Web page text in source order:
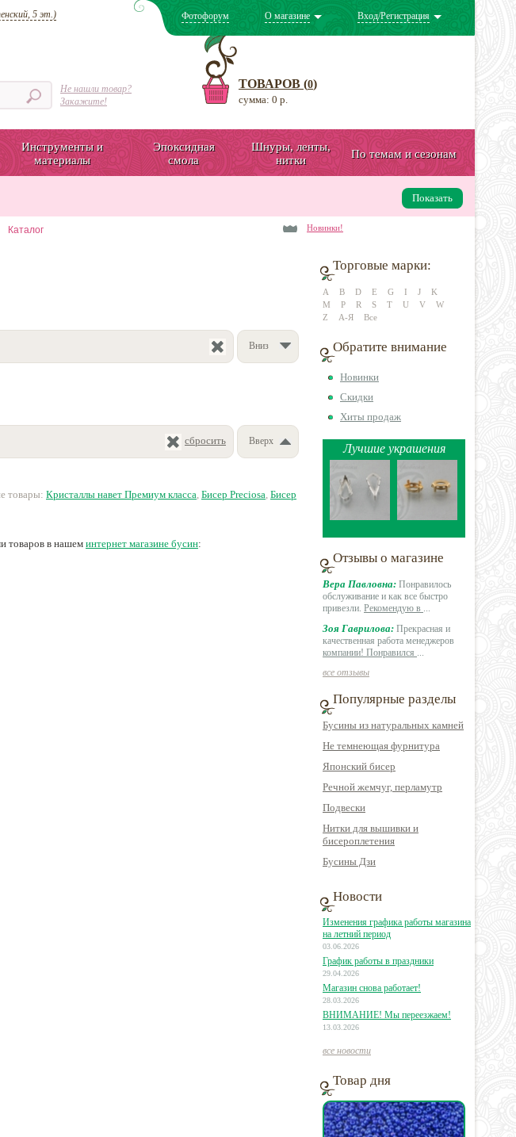
5 эт.)
Не нашли товар?
Закажите!
Фотофорум О магазине Вход/Регистрация
ТОВАРОВ (0)
сумма: 0 р.
Инструменты и
материалы
Эпоксидная
смола
Шнуры, ленты,
нитки
По темам и сезонам
Показать
Каталог Новинки!
Вниз
сбросить Вверх
товары: Кристаллы навет Премиум класса, Бисер Preciosa, Бисер
товаров в нашеминтернет магазине бусин:
Торговые марки:
A B D E G I J
K
M
P R S T U V
W
Z
А-Я Все
Обратите внимание
Новинки
Скидки
Хиты продаж
Лучшие украшения
Отзывы о магазине
Вера Павловна: Понравилось
обслуживание и как все быстро
привезли. Рекомендую в ...
Зоя Гаврилова: Прекрасная и
качественная работа менеджеров
компании! Понравился ...
все отзывы
Популярные разделы
Бусины из натуральных камней
Не темнеющая фурнитура
Японский бисер
Речной жемчуг, перламутр
Подвески
Нитки для вышивки и
бисероплетения
Бусины Дзи
Новости
Изменения графика работы магазина
на летний период
03.06.2026
График работы в праздники
29.04.2026
Магазин снова работает!
28.03.2026
ВНИМАНИЕ! Мы переезжаем!
13.03.2026
все новости
Товар дня